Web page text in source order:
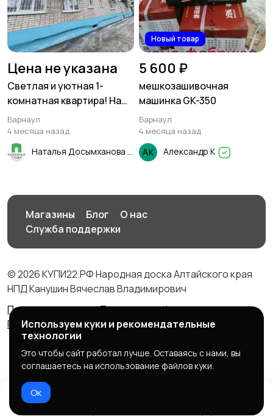
Цена не указана
Светлая и уютная 1-
комнатная квартира! На
втором, удобном этаже! В
тёплом кирпичном доме!
Барнаул
4 месяца назад
Наталья Досымханова
Новый товар
5 600 ₽
мешкозашивочная
машинка GK-350
Барнаул
4 месяца назад
Александр К
Магазины Блог
О нас
Служба поддержки
© 2026 КУПИ22.РФ Народная доска Алтайского края
НПД Канушин Вячеслав Владимирович
Правила сервиса
Политика конфиденциальности
Политика использования cookie
Используем куки и рекомендательные
технологии
Это чтобы сайт работал лучше. Оставаясь с нами, вы
соглашаетесь на использование файлов куки.
Ок